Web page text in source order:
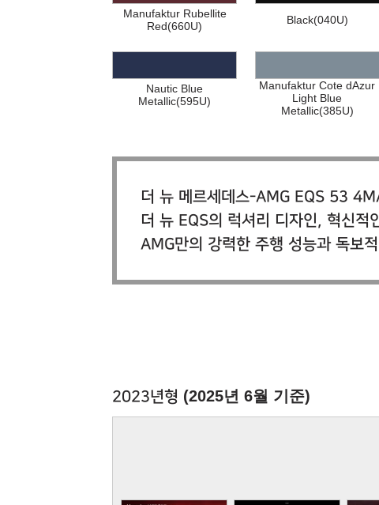
Manufaktur Rubellite
Red(660U)
Black(040U)
Nautic Blue
Metallic(595U)
Manufaktur Cote dAzur
Light Blue
Metallic(385U)
더 뉴 메르세데스-AMG EQS 53
더 뉴 EQS의 럭셔리 디자인, 혁신적
AMG만의 강력한 주행 성능과 독보
2023년형 (2025년 6월 기준)